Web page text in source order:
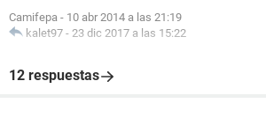
Camifepa - 10 abr 2014 a las 21:19
kalet97 - 23 dic 2017 a las 15:22
12 respuestas